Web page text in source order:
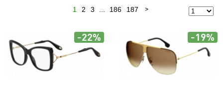
1 2 3 186 187
-22% -19%